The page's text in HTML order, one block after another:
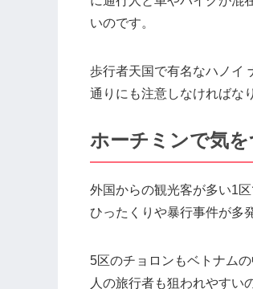
いのです。
歩行者天国で有名なハノイ
通りにも注意しなければな
ホーチミンで気
外国からの観光客が多い1
ひったくりや暴行事件が多
5区のチョロンもベトナム
人の旅行者も狙われやすい